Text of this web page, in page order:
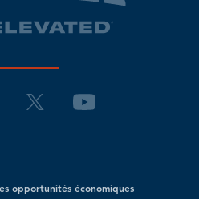
opportunités économiques